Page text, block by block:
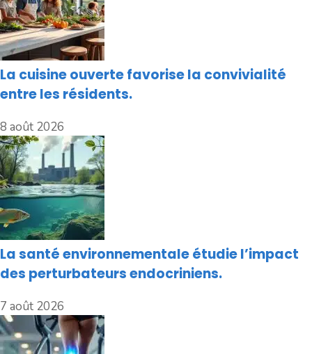
La cuisine ouverte favorise la convivialité
entre les résidents.
8 août 2026
La santé environnementale étudie l’impact
des perturbateurs endocriniens.
7 août 2026